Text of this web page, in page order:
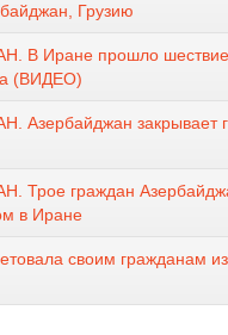
Грузию
В Иране прошло шествие
(ВИДЕО)
Азербайджан закрывает
Трое граждан
в Иране
своим гражданам